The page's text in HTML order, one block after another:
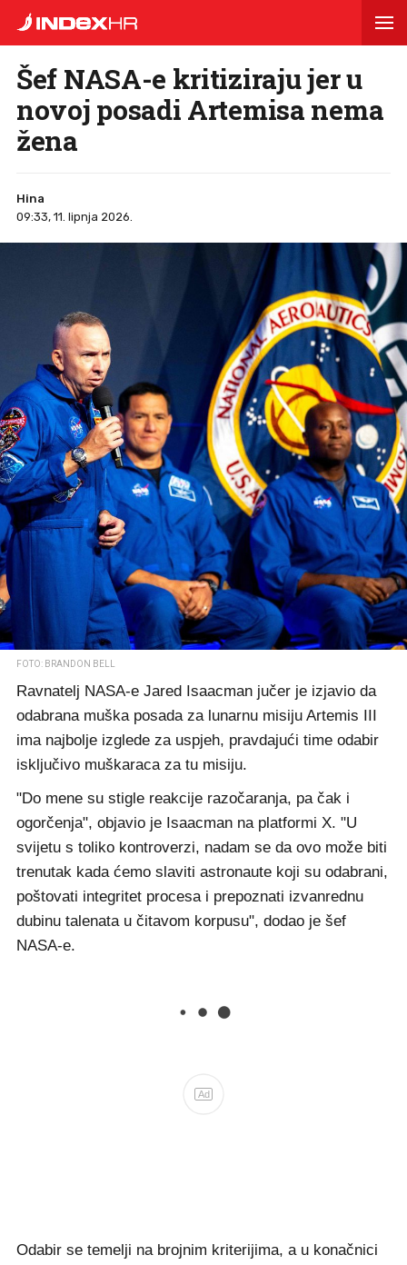
Šef NASA-e kritiziraju jer u
novoj posadi Artemisa nema
žena
Hina
09:33, 11. lipnja 2026.
FOTO: BRANDON BELL
Ravnatelj NASA-e Jared Isaacman jučer je izjavio da
odabrana muška posada za lunarnu misiju Artemis III
ima najbolje izglede za uspjeh, pravdajući time odabir
isključivo muškaraca za tu misiju.
"Do mene su stigle reakcije razočaranja, pa čak i
ogorčenja", objavio je Isaacman na platformi X. "U
svijetu s toliko kontroverzi, nadam se da ovo može biti
trenutak kada ćemo slaviti astronaute koji su odabrani,
poštovati integritet procesa i prepoznati izvanrednu
dubinu talenata u čitavom korpusu", dodao je šef
NASA-e.
Ad
Odabir se temelji na brojnim kriterijima, a u konačnici